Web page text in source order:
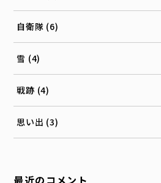
自衛隊 (6)
雪 (4)
戦跡 (4)
思い出 (3)
最近のコメント